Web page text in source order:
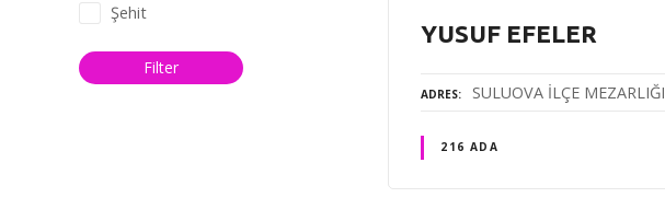
Şehit
Filter
YUSUF EFELER
ADRES SULUOVA İLÇE MEZARLIĞI
216 ADA